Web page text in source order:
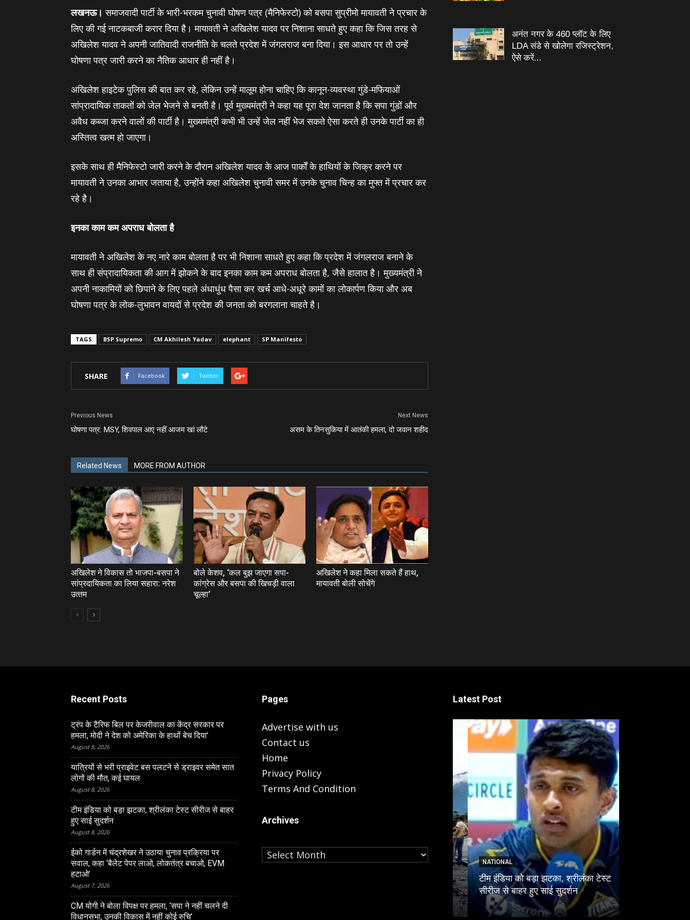
लखनऊ। समाजवादी पार्टी के भारी-भरकम चुनावी घोषण पत्र (मैनिफेस्‍टो) को बसपा सुप्रीमो मायावती ने प्रचार के
लिए की गई नाटकबाजी करार दिया है। मायावती ने अखिलेश यादव पर निशाना साधते हुए कहा कि जिस तरह से
अखिलेश यादव ने अपनी जातिवादी राजनीति के चलते प्रदेश में जंगलराज बना दिया। इस आधार पर तो उन्‍हें
घोषणा पत्र जारी करने का नैतिक आधार ही नहीं है।
अखिलेश हाइटेक पुलिस की बात कर रहे, लेकिन उन्‍हें मालूम होना चाहिए कि कानून-व्‍यवस्‍था गुंडे-मफियाओं
सांप्रादायिक ताकतों को जेल भेजने से बनती है। पूर्व मुख्‍यमंत्री ने कहा यह पूरा देश जानता है कि सपा गुंडों और
अवैध कब्‍जा करने वालों की पार्टी है। मुख्‍यमंत्री कभी भी उन्हें जेल नहीं भेज सकते ऐसा करते ही उनके पार्टी का ही
अस्तित्‍व खत्‍म हो जाएगा।
इसके साथ ही मैनिफेस्‍टो जारी करने के दौरान अखिलेश यादव के आज पार्कों के हाथियों के जिक्र करने पर
मायावती ने उनका आभार जताया है, उन्‍होंने कहा अखिलेश चुनावी समर में उनके चुनाव चिन्‍ह का मुफ्त में प्रचार कर
रहे है।
इनका काम कम अपराध बोलता है
मायावती ने अखिलेश के नए नारे काम बोलता है पर भी निशाना साधते हुए कहा कि प्रदेश में जंगलराज बनाने के
साथ ही संप्रादायिकता की आग में झोकने के बाद इनका काम कम अपराध बोलता है, जैसे हालात है। मुख्‍यमंत्री ने
अपनी नाकामियों को छिपाने के लिए पहले अंधाधुंध पैसा कर खर्च आधे-अधूरे कामों का लोकार्पण किया और अब
घोषणा पत्र के लोक-लुभावन वायदों से प्रदेश की जनता को बरगलाना चाहते है।
TAGS BSP Supremo CM Akhilesh Yadav elephant SP Manifesto
SHARE Facebook Twitter
Previous News
घोषणा पत्र: MSY, शिवपाल आए नहीं आजम खां लौटे
Next News
असम के तिनसुकिया में आतंकी हमला, दो जवान शहीद
Related News MORE FROM AUTHOR
अखिलेश ने विकास तो भाजपा-बसपा ने
सांप्रदायिकता का लिया सहारा: नरेश
उत्‍तम
बोले केशव, ‘कल बुझ जाएगा सपा-
कांग्रेस और बसपा की खिचड़ी वाला
चूल्‍हा’
अखिलेश ने कहा मिला सकते हैं हाथ,
मायावती बोली सोचेंगे
अनंत नगर के 460 प्‍लॉट के लिए
LDA संडे से खोलेगा रजिस्‍ट्रेशन,
ऐसे करें...
Recent Posts
ट्रंप के टैरिफ बिल पर केजरीवाल का केंद्र सरकार पर
हमला, मोदी ने देश को अमेरिका के हाथों बेच दिया’
August 8, 2026
यात्रियों से भरी प्राइवेट बस पलटने से ड्राइवर समेत सात
लोगों की मौत, कई घायल
August 8, 2026
टीम इंडिया को बड़ा झटका, श्रीलंका टेस्ट सीरीज से बाहर
हुए साई सुदर्शन
August 8, 2026
ईको गार्डन में चंद्रशेखर ने उठाया चुनाव प्रक्रिया पर
सवाल, कहा ‘बैलेट पेपर लाओ, लोकतंत्र बचाओ, EVM
हटाओ’
August 7, 2026
CM योगी ने बोला विपक्ष पर हमला, ‘सपा ने नहीं चलने दी
विधानसभा, उनकी विकास में नहीं कोई रुचि’
Pages
Advertise with us
Contact us
Home
Privacy Policy
Terms And Condition
Archives
Archives
Latest Post
NATIONAL
ट्रंप के टैरिफ बिल पर केजरीवाल का केंद्र
CRIME NATIONAL
टीम इंडिया को बड़ा झटका, श्रीलंका टेस्ट
सीरीज से बाहर हुए साई सुदर्शन
460 प्‍लॉट के लिए LDA संडे
ऐसे करें आवेदन